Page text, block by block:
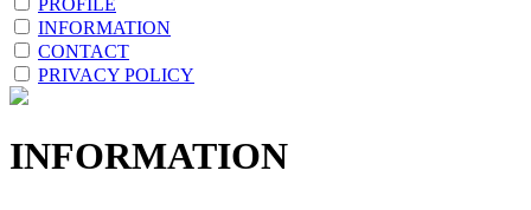
PROFILE
INFORMATION
CONTACT
PRIVACY POLICY
INFORMATION